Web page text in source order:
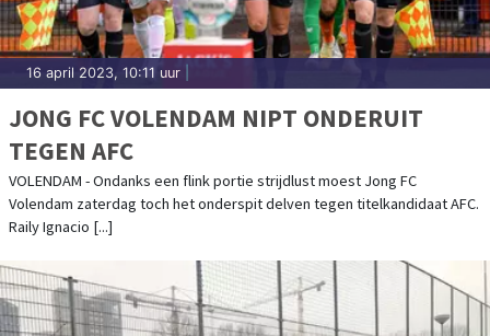
16 april 2023, 10:11 uur
JONG FC VOLENDAM NIPT ONDERUIT
TEGEN AFC
VOLENDAM - Ondanks een flink portie strijdlust moest Jong FC
Volendam zaterdag toch het onderspit delven tegen titelkandidaat AFC.
Raily Ignacio [...]